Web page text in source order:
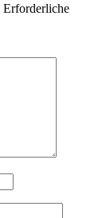
Erforderliche